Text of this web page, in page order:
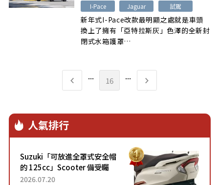
I-Pace Jaguar 試駕
新年式I-Pace改款最明顯之處就是車頭
換上了擁有「亞特拉斯灰」色澤的全新封
閉式水箱護罩…
... 16 ...
人氣排行
Suzuki「可放進全罩式安全帽
的 125cc」Scooter 備受矚
目！採用全新流線設計與各項
2026.07.20